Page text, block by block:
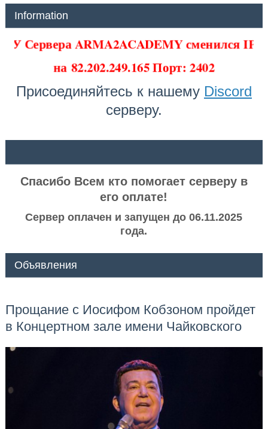
Information
У Сервера ARMA2ACADEMY сменился IP
на82.202.249.165 Порт: 2402
Присоединяйтесь к нашему Discord
серверу.
Спасибо Всем кто помогает серверу в
его оплате!
Сервер оплачен и запущен до 06.11.2025
года.
Объявления
Прощание с Иосифом Кобзоном пройдет
в Концертном зале имени Чайковского